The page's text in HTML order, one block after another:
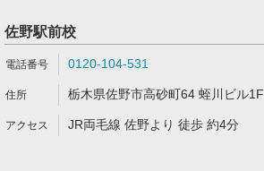
佐野駅前校
0120-104-531
栃木県佐野市高砂町64 蛭川ビル1F
JR両毛線 佐野より 徒歩 約4分